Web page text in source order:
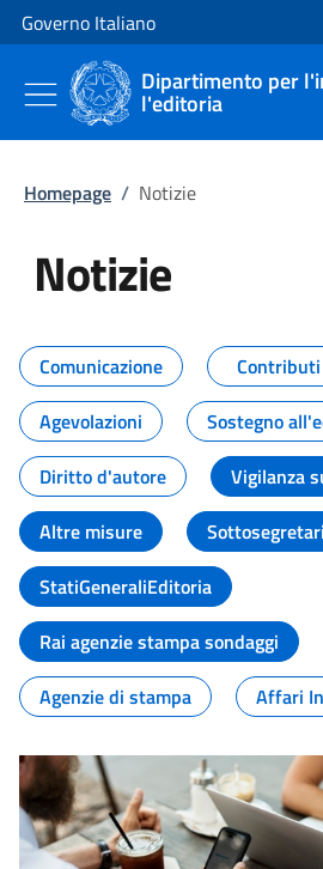
Vai al contenuto
Vai alla navigazione del sito
Governo Italiano
Dipartimento per
l'editoria
Homepage / Notizie
Notizie
Tutti i contenuti
Comunicazione
Contributi
Agevolazioni
Sostegno
Diritto d'autore
Vigilanza
Altre misure
StatiGeneraliEditoria
Rai agenzie stampa sondaggi
Agenzie di stampa
Affari